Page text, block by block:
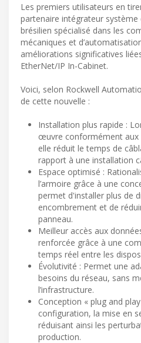
Les premiers utilisateurs en
partenaire intégrateur
brésilien spécialisé dans les
mécaniques et
améliorations significatives
EtherNet/IP In-Cabinet.
Voici, selon Rockwell
de cette nouvelle :
Installation plus rapide :
œuvre conformément aux
elle réduit le temps de
rapport à une installation
Espace optimisé :
l’armoire grâce à une
permet d'installer plus de
encombrement et de
panneau.
Meilleur accès aux
renforcée grâce à une
temps réel entre les
Évolutivité : Permet une
besoins du réseau, sans
l’infrastructure.
Conception « plug and
configuration, la mise en
réduisant ainsi les
production.